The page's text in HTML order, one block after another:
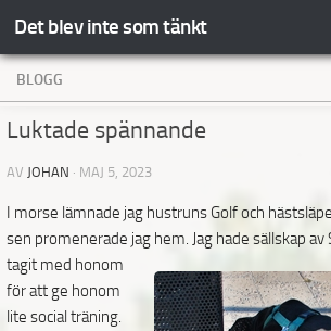
Hoppa till innehåll
Det blev inte som tänkt
BLOGG
Luktade spännande
AV JOHAN · MAJ 5, 2023
I morse lämnade jag hustruns Golf och
sen promenerade jag hem. Jag hade sällskap
tagit med honom
för att ge honom
lite social träning.